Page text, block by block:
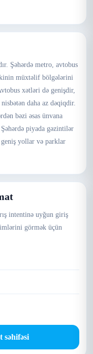
Şəhərdə metro, avtobus
müxtəlif bölgələrini
xətləri də genişdir,
daha az dəqiqdir.
bəzi əsas ünvana
piyada gəzintilər
yollar və parklar
intentinə uyğun giriş
görmək üçün
səhifəsi